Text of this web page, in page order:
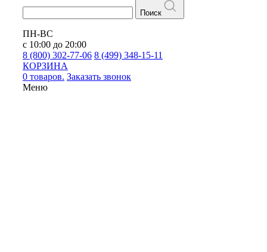
Поиск
ПН-ВС
с 10:00 до 20:00
8 (800) 302-77-06 8 (499) 348-15-11
КОРЗИНА
0 товаров. Заказать звонок
Меню